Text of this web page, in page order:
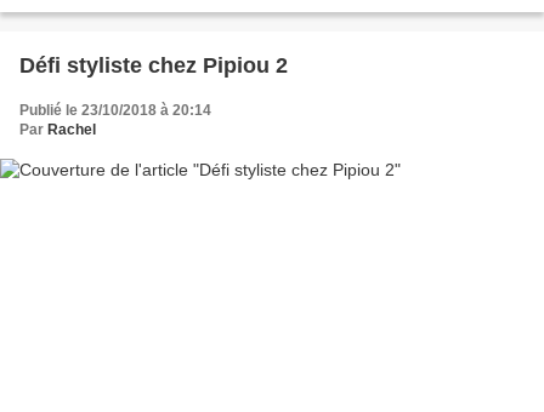
Défi styliste chez Pipiou 2
Publié le 23/10/2018 à 20:14
Par Rachel